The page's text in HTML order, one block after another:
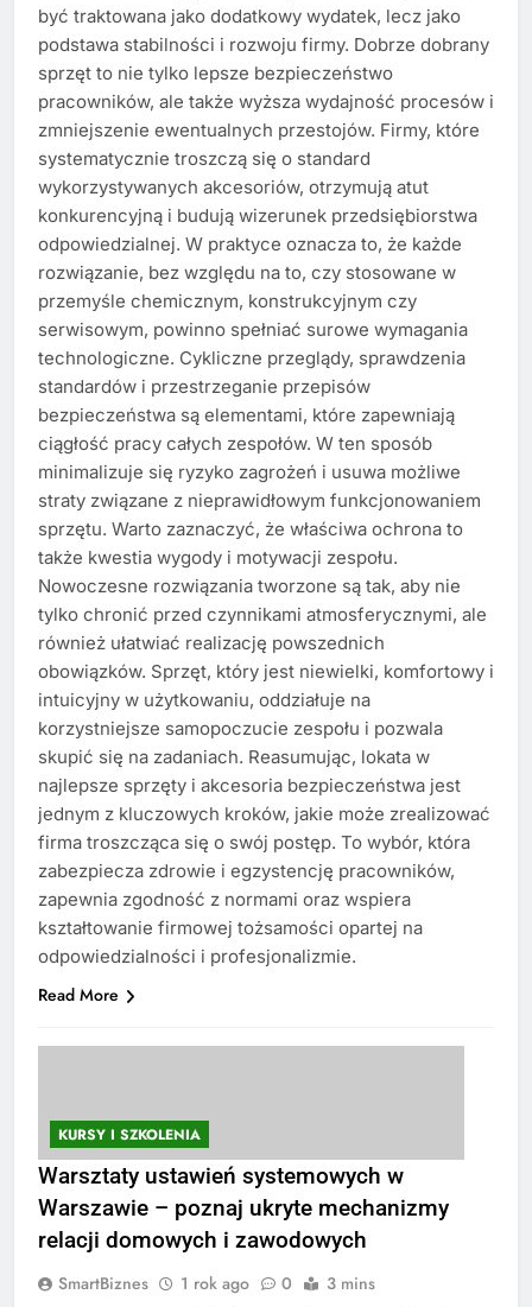
być traktowana jako dodatkowy wydatek, lecz jako
podstawa stabilności i rozwoju firmy. Dobrze dobrany
sprzęt to nie tylko lepsze bezpieczeństwo
pracowników, ale także wyższa wydajność procesów i
zmniejszenie ewentualnych przestojów. Firmy, które
systematycznie troszczą się o standard
wykorzystywanych akcesoriów, otrzymują atut
konkurencyjną i budują wizerunek przedsiębiorstwa
odpowiedzialnej. W praktyce oznacza to, że każde
rozwiązanie, bez względu na to, czy stosowane w
przemyśle chemicznym, konstrukcyjnym czy
serwisowym, powinno spełniać surowe wymagania
technologiczne. Cykliczne przeglądy, sprawdzenia
standardów i przestrzeganie przepisów
bezpieczeństwa są elementami, które zapewniają
ciągłość pracy całych zespołów. W ten sposób
minimalizuje się ryzyko zagrożeń i usuwa możliwe
straty związane z nieprawidłowym funkcjonowaniem
sprzętu. Warto zaznaczyć, że właściwa ochrona to
także kwestia wygody i motywacji zespołu.
Nowoczesne rozwiązania tworzone są tak, aby nie
tylko chronić przed czynnikami atmosferycznymi, ale
również ułatwiać realizację powszednich
obowiązków. Sprzęt, który jest niewielki, komfortowy i
intuicyjny w użytkowaniu, oddziałuje na
korzystniejsze samopoczucie zespołu i pozwala
skupić się na zadaniach. Reasumując, lokata w
najlepsze sprzęty i akcesoria bezpieczeństwa jest
jednym z kluczowych kroków, jakie może zrealizować
firma troszcząca się o swój postęp. To wybór, która
zabezpiecza zdrowie i egzystencję pracowników,
zapewnia zgodność z normami oraz wspiera
kształtowanie firmowej tożsamości opartej na
odpowiedzialności i profesjonalizmie.
Read More
KURSY I SZKOLENIA
Warsztaty ustawień systemowych w
Warszawie – poznaj ukryte mechanizmy
relacji domowych i zawodowych
SmartBiznes 1 rok ago 0 3 mins